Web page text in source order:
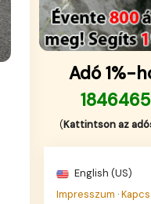
Adó 1%-
(Kattintson az
English (US)
Impresszum ·